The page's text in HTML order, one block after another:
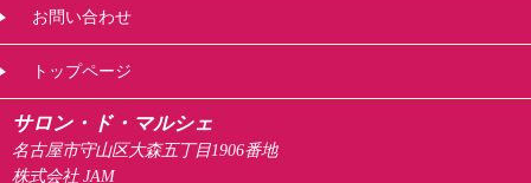
お問い合わせ
トップページ
サロン・ド・マルシェ
名古屋市守山区大森五丁目1906番地
株式会社 JAM